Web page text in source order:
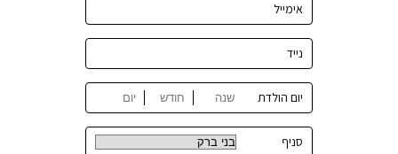
אימייל
נייד
יום הולדת
סניף